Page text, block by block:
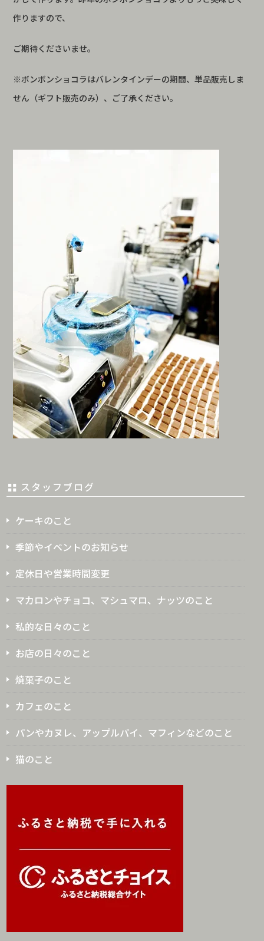
作りますので、
ご期待くださいませ。
※ボンボンショコラはバレンタインデーの期間、単品販売しま
せん（ギフト販売のみ）、ご了承ください。
スタッフブログ
ケーキのこと
季節やイベントのお知らせ
定休日や営業時間変更
マカロンやチョコ、マシュマロ、ナッツのこと
私的な日々のこと
お店の日々のこと
焼菓子のこと
カフェのこと
パンやカヌレ、アップルパイ、マフィンなどのこと
猫のこと